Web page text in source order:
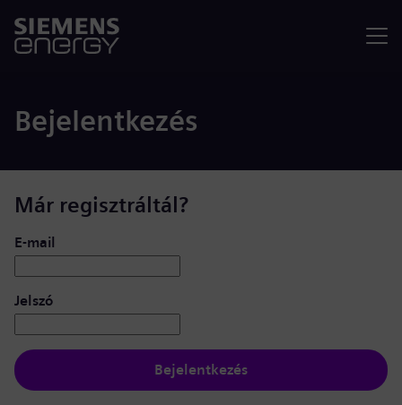
Bejelentkezés
Már regisztráltál?
Bejelentkezés: felhasználó és jelszó
E-mail
Jelszó
Bejelentkezés